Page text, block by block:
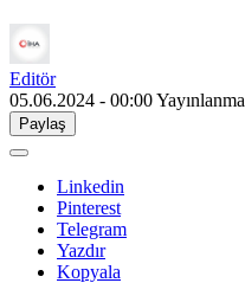
Editör
05.06.2024 - 00:00Yayınlanma
Paylaş
Linkedin
Pinterest
Telegram
Yazdır
Kopyala